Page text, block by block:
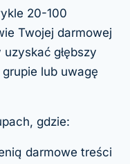
20-100
Twojej darmowej
głębszy
lub uwagę
gdzie:
darmowe treści